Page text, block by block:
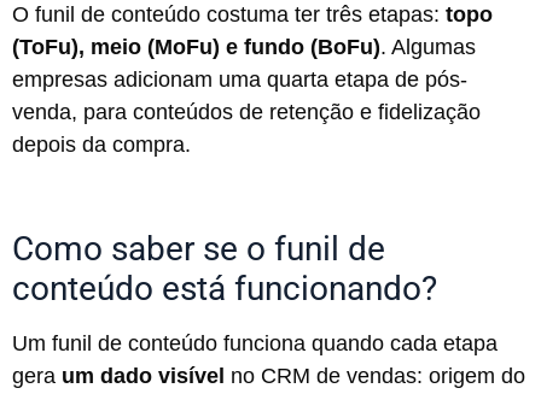
O funil de conteúdo costuma ter três etapas: topo
(ToFu), meio (MoFu) e fundo (BoFu). Algumas
empresas adicionam uma quarta etapa de pós-
venda, para conteúdos de retenção e fidelização
depois da compra.
Como saber se o funil de
conteúdo está funcionando?
Um funil de conteúdo funciona quando cada etapa
gera um dado visível no CRM de vendas: origem do